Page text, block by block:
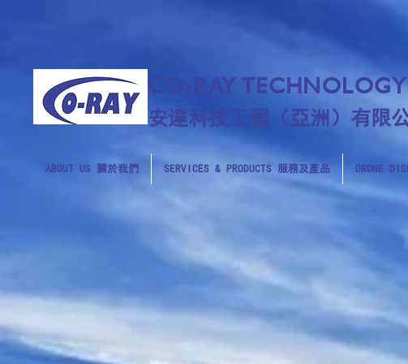
CO-RAY
安達科技工程（亞洲）有限
ABOUT US 關於我們 SERVICES & PRODUCTS 服務及產品 DRONE